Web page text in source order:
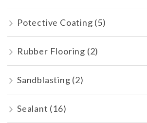
Potective Coating (5)
Rubber Flooring (2)
Sandblasting (2)
Sealant (16)